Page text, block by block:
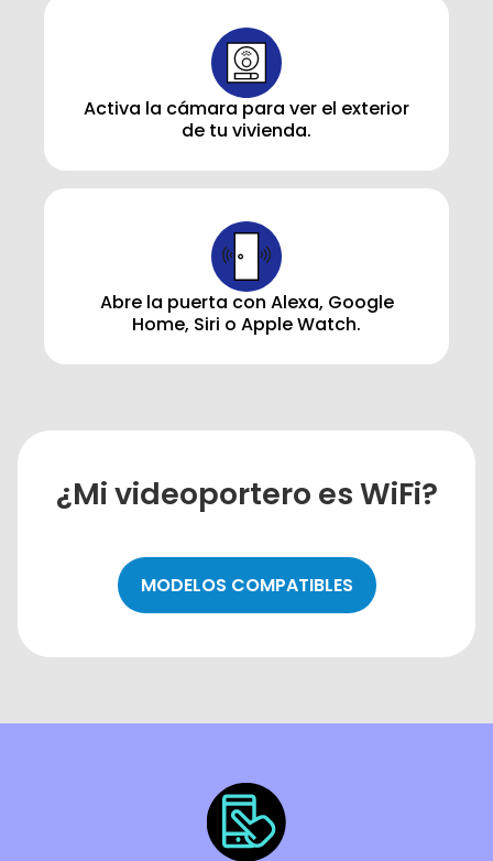
Activa la cámara para ver el exterior
de tu vivienda.
Abre la puerta con Alexa, Google
Home, Siri o Apple Watch.
¿Mi videoportero es WiFi?
MODELOS COMPATIBLES